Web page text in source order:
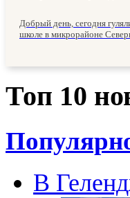
Добрый день, сегодня
школе в микрорайоне
Топ 10
В